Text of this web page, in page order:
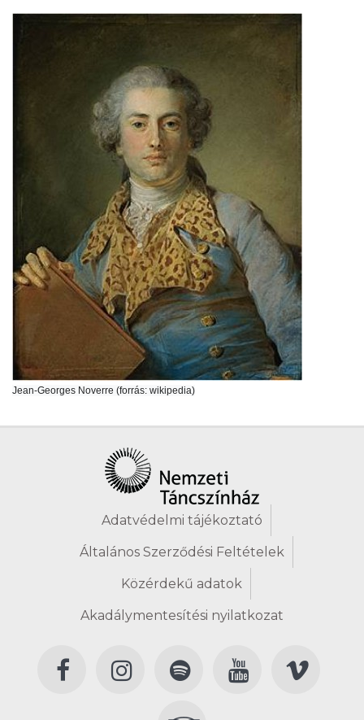
Jean-Georges Noverre (forrás: wikipedia)
Adatvédelmi tájékoztató
Általános Szerződési Feltételek
Közérdekű adatok
Akadálymentesítési nyilatkozat